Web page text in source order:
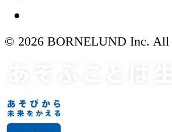
© 2026 BORNELUND Inc. All